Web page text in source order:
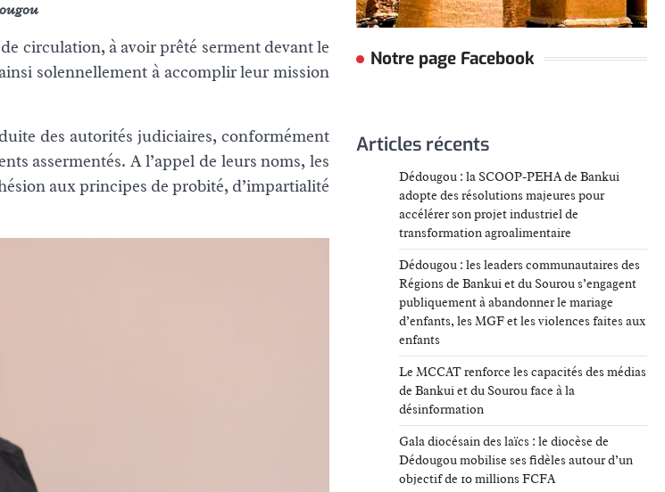
circulation, à avoir prêté serment devant le
solennellement à accomplir leur mission
des autorités judiciaires, conformément
assermentés. A l’appel de leurs noms, les
aux principes de probité, d’impartialité
Notre page Facebook
Articles récents
Dédougou : la SCOOP-PEHA de Bankui
adopte des résolutions majeures pour
accélérer son projet industriel de
transformation agroalimentaire
Dédougou : les leaders communautaires des
Régions de Bankui et du Sourou s’engagent
publiquement à abandonner le mariage
d’enfants, les MGF et les violences faites aux
enfants
Le MCCAT renforce les capacités des médias
de Bankui et du Sourou face à la
désinformation
Gala diocésain des laïcs : le diocèse de
Dédougou mobilise ses fidèles autour d’un
objectif de 10 millions FCFA